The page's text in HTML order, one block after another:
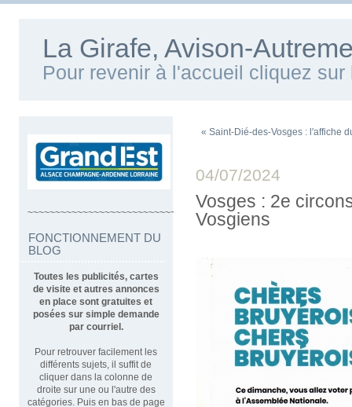
La Girafe, Avison-
Pour revenir à l'accueil cliquez sur
~~~~~~~~~~~~~~~~~~~~~~~~~~~~~~~~~~
FONCTIONNEMENT DU
BLOG
Toutes les publicités, cartes
de visite et autres annonces
en place sont gratuites et
posées sur simple demande
par courriel.
Pour retrouver facilement les
différents sujets, il suffit de
cliquer dans la colonne de
droite sur une ou l'autre des
catégories. Puis en bas de page
« Saint-Dié-des-Vosges : l'affiche
04/07/2024
Vosges : 2e
Vosgiens